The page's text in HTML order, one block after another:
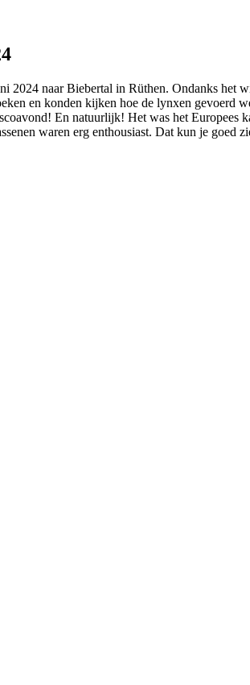
2024 naar Biebertal in Rüthen. Ondanks het
en konden kijken hoe de lynxen
En natuurlijk! Het was het Europees
waren erg enthousiast. Dat kun je goed